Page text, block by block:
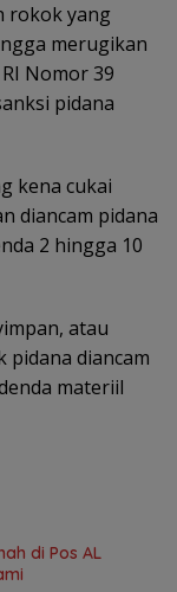
rokok yang
merugikan
Nomor 39
pidana
kena cukai
diancam pidana
2 hingga 10
atau
pidana diancam
materiil
di Pos AL